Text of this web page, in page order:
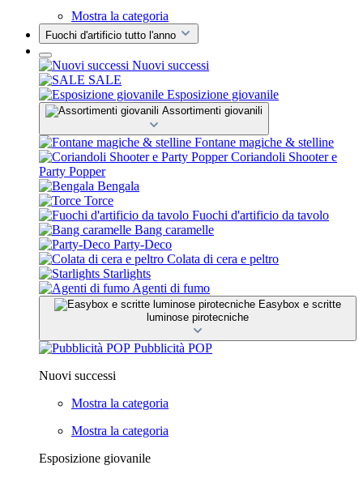
Mostra la categoria
Fuochi d'artificio tutto l'anno
Nuovi successi
SALE
Esposizione giovanile
Assortimenti giovanili
Fontane magiche & stelline
Coriandoli Shooter e
Party Popper
Bengala
Torce
Fuochi d'artificio da tavolo
Bang caramelle
Party-Deco
Colata di cera e peltro
Starlights
Agenti di fumo
Easybox e scritte
luminose pirotecniche
Pubblicità POP
Nuovi successi
Mostra la categoria
Mostra la categoria
Esposizione giovanile